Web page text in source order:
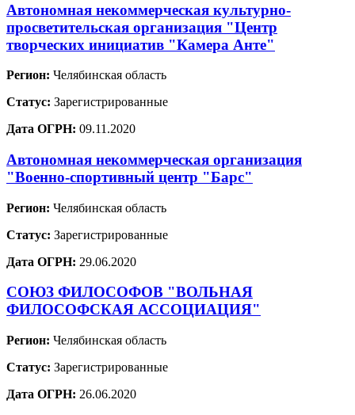
Автономная некоммерческая культурно-
просветительская организация "Центр
творческих инициатив "Камера Анте"
Регион: Челябинская область
Статус: Зарегистрированные
Дата ОГРН: 09.11.2020
Автономная некоммерческая организация
"Военно-спортивный центр "Барс"
Регион: Челябинская область
Статус: Зарегистрированные
Дата ОГРН: 29.06.2020
СОЮЗ ФИЛОСОФОВ "ВОЛЬНАЯ
ФИЛОСОФСКАЯ АССОЦИАЦИЯ"
Регион: Челябинская область
Статус: Зарегистрированные
Дата ОГРН: 26.06.2020